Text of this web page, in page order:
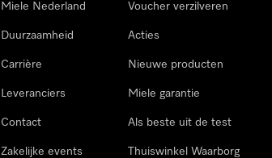
Miele Nederland
Duurzaamheid
Carrière
Leveranciers
Contact
Zakelijke events
Voucher verzilveren
Acties
Nieuwe producten
Miele garantie
Als beste uit de test
Thuiswinkel Waarborg